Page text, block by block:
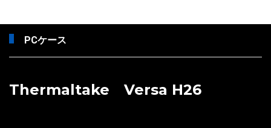
PCケース
Thermaltake Versa H26